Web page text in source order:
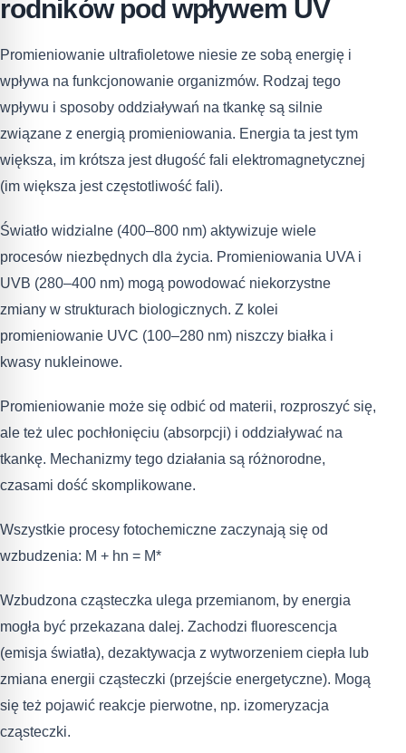
rodników pod wpływem UV
Promieniowanie ultrafioletowe niesie ze sobą energię i
wpływa na funkcjonowanie organizmów. Rodzaj tego
wpływu i sposoby oddziaływań na tkankę są silnie
związane z energią promieniowania. Energia ta jest tym
większa, im krótsza jest długość fali elektromagnetycznej
(im większa jest częstotliwość fali).
Światło widzialne (400–800 nm) aktywizuje wiele
procesów niezbędnych dla życia. Promieniowania UVA i
UVB (280–400 nm) mogą powodować niekorzystne
zmiany w strukturach biologicznych. Z kolei
promieniowanie UVC (100–280 nm) niszczy białka i
kwasy nukleinowe.
Promieniowanie może się odbić od materii, rozproszyć się,
ale też ulec pochłonięciu (absorpcji) i oddziaływać na
tkankę. Mechanizmy tego działania są różnorodne,
czasami dość skomplikowane.
Wszystkie procesy fotochemiczne zaczynają się od
wzbudzenia: M + hn = M*
Wzbudzona cząsteczka ulega przemianom, by energia
mogła być przekazana dalej. Zachodzi fluorescencja
(emisja światła), dezaktywacja z wytworzeniem ciepła lub
zmiana energii cząsteczki (przejście energetyczne). Mogą
się też pojawić reakcje pierwotne, np. izomeryzacja
cząsteczki.